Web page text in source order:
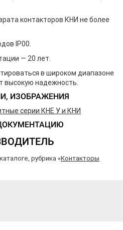
контакторов КНИ не более
IP00.
— 20 лет.
в широком диапазоне
высокую надежность.
ИЗОБРАЖЕНИЯ
рубрика «Контакторы